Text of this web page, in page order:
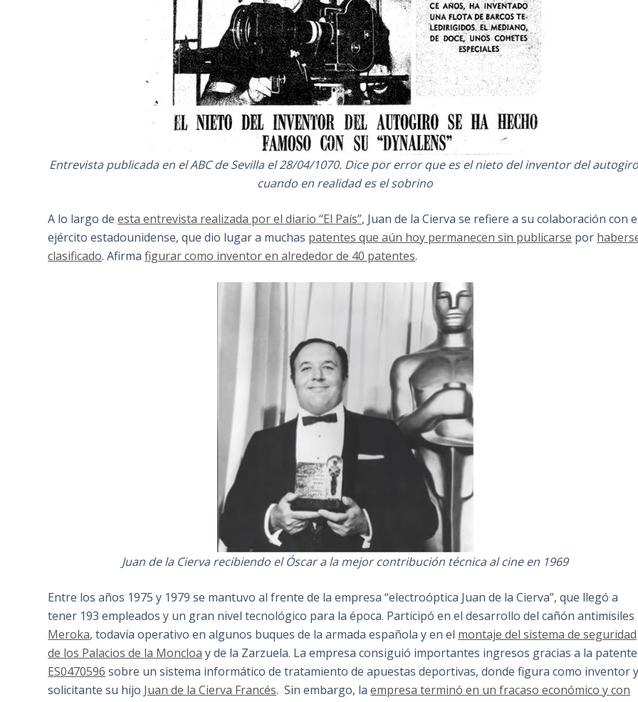
Entrevista publicada en el ABC de Sevilla el 28/04/1070. Dice por error que es el nieto del inventor del
cuando en realidad es el sobrino
A lo largo deesta entrevista realizada por el diario “El País”, Juan de la Cierva se refiere a su colaboración con
ejército estadounidense, que dio lugar a muchas patentes que aún hoy permanecen sin publicarse por
clasificado. Afirmafigurar como inventor en alrededor de 40 patentes.
Juan de la Cierva recibiendo el Óscar a la mejor contribución técnica al cine en 1969
Entre los años 1975 y 1979 se mantuvo al frente de la empresa “electroóptica Juan de la Cierva”, que llegó a
tener 193 empleados y un gran nivel tecnológico para la época. Participó en el desarrollo del cañón antimisiles
Meroka, todavía operativo en algunos buques de la armada española y en el montaje del sistema de seguridad
de los Palacios de la Moncloa y de la Zarzuela. La empresa consiguió importantes ingresos gracias a la patente
ES0470596 sobre un sistema informático de tratamiento de apuestas deportivas, donde figura como inventor
solicitante su hijo Juan de la Cierva Francés. Sin embargo, laempresa terminó en un fracaso económico y con